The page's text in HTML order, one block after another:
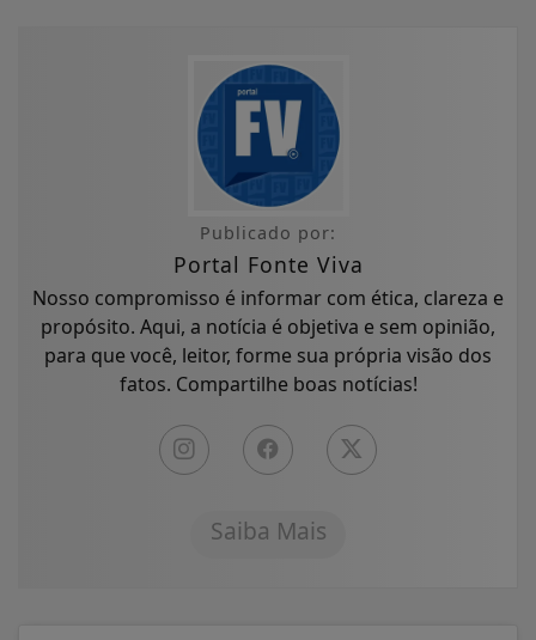
Publicado por:
Portal Fonte Viva
Nosso compromisso é informar com ética, clareza e
propósito. Aqui, a notícia é objetiva e sem opinião,
para que você, leitor, forme sua própria visão dos
fatos. Compartilhe boas notícias!
Saiba Mais